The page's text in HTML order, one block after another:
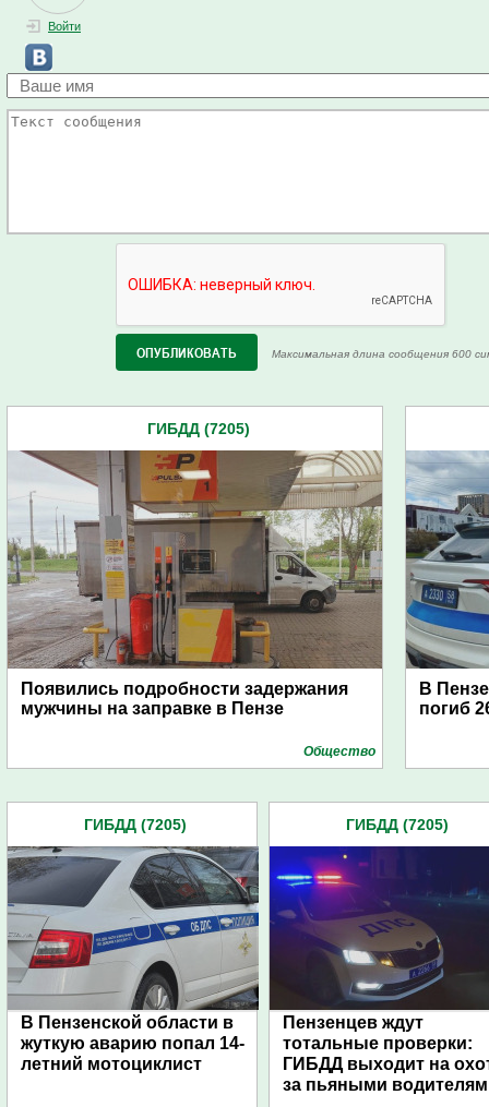
Войти
Максимальная длина сообщения 600
ГИБДД (7205)
Появились подробности задержания
мужчины на заправке в Пензе
Общество
В
погиб
ГИБДД (7205)
В Пензенской области в
жуткую аварию попал 14-
летний мотоциклист
ГИБДД (7205)
Пензенцев ждут
тотальные проверки:
ГИБДД выходит на
за пьяными